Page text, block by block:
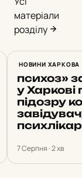
матеріали
розділу
НОВИНИ ХАРКОВА
Вигадав
психоз»
у
підозру
7 Серпня · 2 хв